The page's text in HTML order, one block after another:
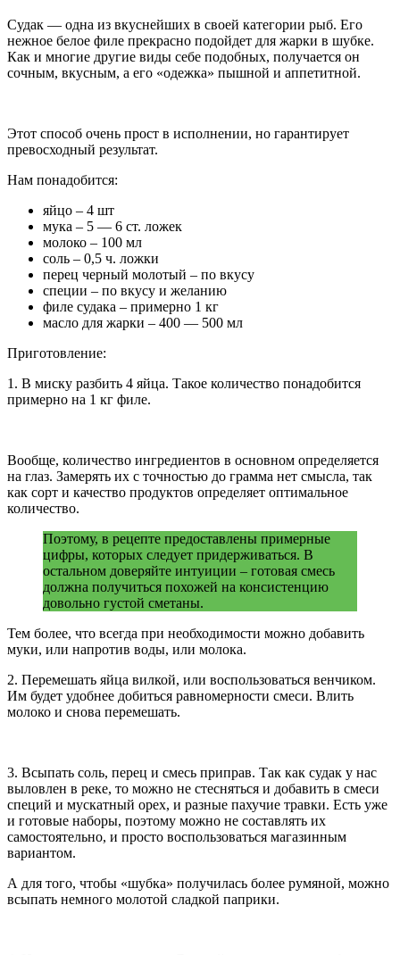
Судак — одна из вкуснейших в своей категории рыб. Его
нежное белое филе прекрасно подойдет для жарки в шубке.
Как и многие другие виды себе подобных, получается он
сочным, вкусным, а его «одежка» пышной и аппетитной.
Этот способ очень прост в исполнении, но гарантирует
превосходный результат.
Нам понадобится:
яйцо – 4 шт
мука – 5 — 6 ст. ложек
молоко – 100 мл
соль – 0,5 ч. ложки
перец черный молотый – по вкусу
специи – по вкусу и желанию
филе судака – примерно 1 кг
масло для жарки – 400 — 500 мл
Приготовление:
1. В миску разбить 4 яйца. Такое количество понадобится
примерно на 1 кг филе.
Вообще, количество ингредиентов в основном определяется
на глаз. Замерять их с точностью до грамма нет смысла, так
как сорт и качество продуктов определяет оптимальное
количество.
Поэтому, в рецепте предоставлены примерные
цифры, которых следует придерживаться. В
остальном доверяйте интуиции – готовая смесь
должна получиться похожей на консистенцию
довольно густой сметаны.
Тем более, что всегда при необходимости можно добавить
муки, или напротив воды, или молока.
2. Перемешать яйца вилкой, или воспользоваться венчиком.
Им будет удобнее добиться равномерности смеси. Влить
молоко и снова перемешать.
3. Всыпать соль, перец и смесь приправ. Так как судак у нас
выловлен в реке, то можно не стесняться и добавить в смеси
специй и мускатный орех, и разные пахучие травки. Есть уже
и готовые наборы, поэтому можно не составлять их
самостоятельно, и просто воспользоваться магазинным
вариантом.
А для того, чтобы «шубка» получилась более румяной, можно
всыпать немного молотой сладкой паприки.